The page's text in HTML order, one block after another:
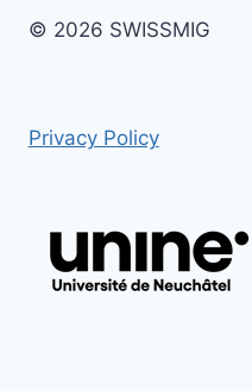
© 2026 SWISSMIG
Privacy Policy